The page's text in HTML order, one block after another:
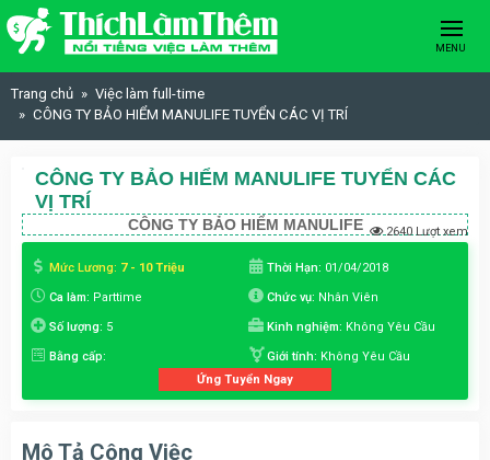
Skip to content
MENU
Trang chủ
Việc làm full-time
CÔNG TY BẢO HIỂM MANULIFE TUYỂN CÁC VỊ TRÍ
CÔNG TY BẢO HIỂM MANULIFE TUYỂN CÁC
VỊ TRÍ
CÔNG TY BẢO HIỂM MANULIFE 2640 Lượt xem
Mức Lương: 7 - 10 Triệu Thời Hạn: 01/04/2018
Ca làm: Parttime Chức vụ: Nhân Viên
Số lượng: 5 Kinh nghiệm: Không Yêu Cầu
Bằng cấp: Giới tính: Không Yêu Cầu
Ứng Tuyển Ngay
Mô Tả Công Việc